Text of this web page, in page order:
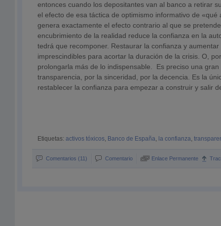
entonces cuando los depositantes van al banco a retirar
el efecto de esa táctica de optimismo informativo de
genera exactamente el efecto contrario al que se
encubrimiento de la realidad reduce la confianza en la
tedrá que recomponer. Restaurar la confianza y
imprescindibles para acortar la duración de la crisis. O,
prolongarla más de lo indispensable. Es preciso una
transparencia, por la sinceridad, por la decencia. Es la
restablecer la confianza para empezar a construir y salir
Etiquetas: activos tóxicos, Banco de España, la confianza,
Comentarios (11) Comentario Enlace Permanente